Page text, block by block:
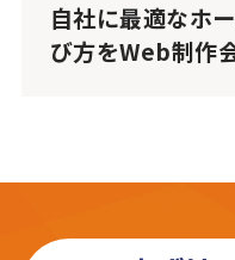
自社に最適なホ
び方をWeb制作